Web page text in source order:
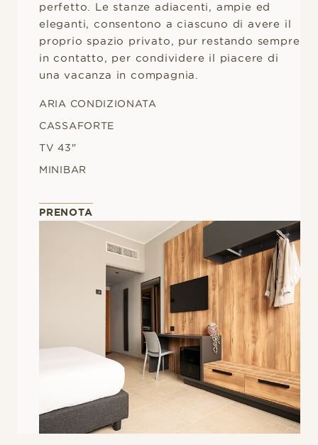
perfetto. Le stanze adiacenti, ampie ed
eleganti, consentono a ciascuno di avere il
proprio spazio privato, pur restando sempre
in contatto, per condividere il piacere di
una vacanza in compagnia.
ARIA CONDIZIONATA
CASSAFORTE
TV 43"
MINIBAR
PRENOTA